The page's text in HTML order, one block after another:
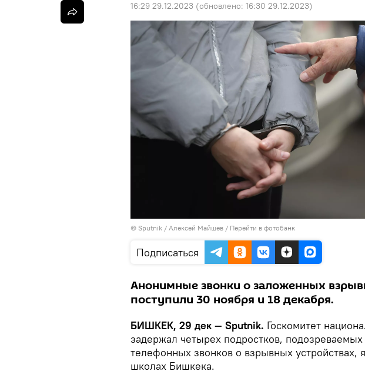
16:29 29.12.2023 (обновлено: 16:30 29.12.2023)
© Sputnik / Алексей Майшев / Перейти в фотобанк
Подписаться
Анонимные звонки о заложенных
поступили 30 ноября и 18 декабря.
БИШКЕК, 29 дек — Sputnik. Госкомитет
задержал четырех подростков,
телефонных звонков о взрывных устройствах,
школах Бишкека.